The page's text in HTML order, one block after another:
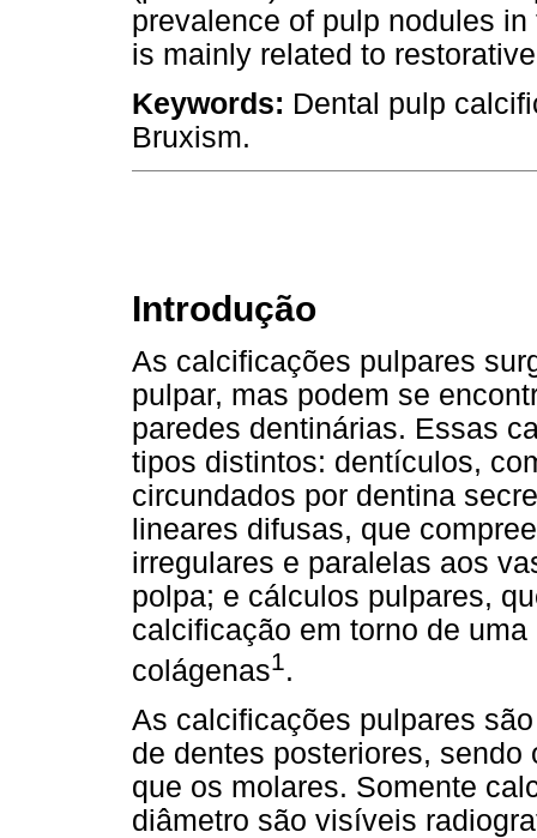
prevalence of pulp nodules
is mainly related to
Keywords: Dental pulp
Bruxism.
Introdução
As calcificações pulpares
pulpar, mas podem se
paredes dentinárias. Essas
tipos distintos: dentículos,
circundados por dentina
lineares difusas, que
irregulares e paralelas aos
polpa; e cálculos pulpares,
calcificação em torno de
colágenas1.
As calcificações pulpares
de dentes posteriores,
que os molares. Somente
diâmetro são visíveis